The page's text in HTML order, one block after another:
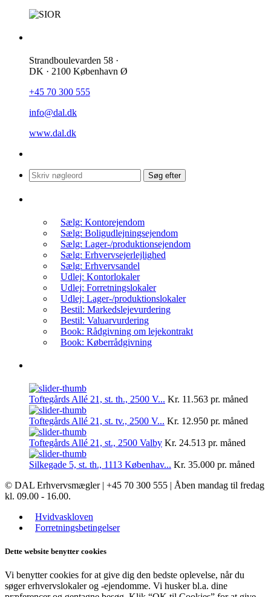
Strandboulevarden 58 ·
DK · 2100 København Ø
+45 70 300 555
info@dal.dk
www.dal.dk
Søg
efter:
Søg efter
Sælg: Kontorejendom
Sælg: Boligudlejningsejendom
Sælg: Lager-/produktionsejendom
Sælg: Erhvervsejerlejlighed
Sælg: Erhvervsandel
Udlej: Kontorlokaler
Udlej: Forretningslokaler
Udlej: Lager-/produktionslokaler
Bestil: Markedslejevurdering
Bestil: Valuarvurdering
Book: Rådgivning om lejekontrakt
Book: Køberrådgivning
Toftegårds Allé 21, st. th., 2500 V... Kr. 11.563 pr. måned
Toftegårds Allé 21, st. tv., 2500 V... Kr. 12.950 pr. måned
Toftegårds Allé 21, st., 2500 Valby Kr. 24.513 pr. måned
Silkegade 5, st. th., 1113 Københav... Kr. 35.000 pr. måned
© DAL Erhvervsmægler | +45 70 300 555 | Åben mandag til fredag
kl. 09.00 - 16.00.
Hvidvaskloven
Forretningsbetingelser
Dette website benytter cookies
Vi benytter cookies for at give dig den bedste oplevelse, når du
søger erhvervslokaler og -ejendomme. Vi husker bl.a. dine